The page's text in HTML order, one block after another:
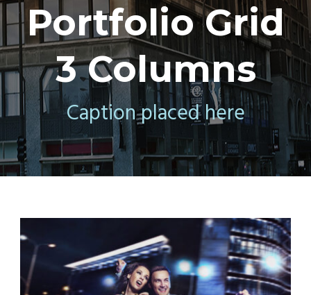
Portfolio Grid
3 Columns
Caption placed here